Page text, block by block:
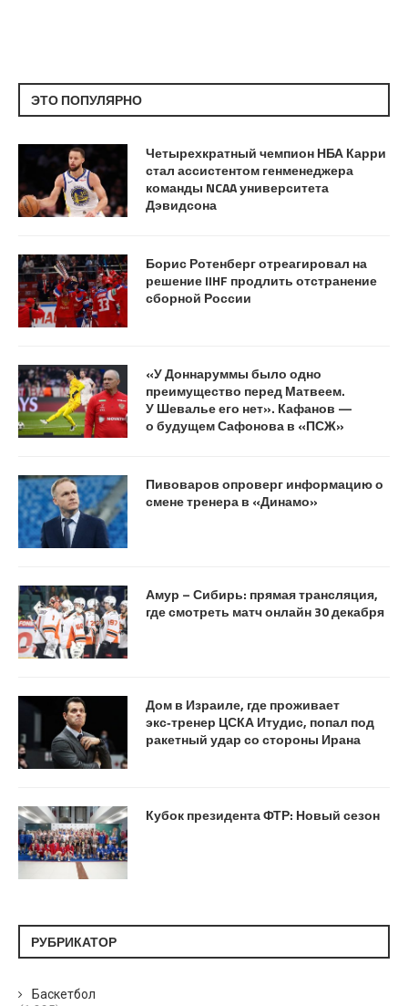
ЭТО ПОПУЛЯРНО
Четырехкратный чемпион НБА Карри
стал ассистентом генменеджера
команды NCAA университета
Дэвидсона
Борис Ротенберг отреагировал на
решение IIHF продлить отстранение
сборной России
«У Доннаруммы было одно
преимущество перед Матвеем.
У Шевалье его нет». Кафанов —
о будущем Сафонова в «ПСЖ»
Пивоваров опроверг информацию о
смене тренера в «Динамо»
Амур – Сибирь: прямая трансляция,
где смотреть матч онлайн 30 декабря
Дом в Израиле, где проживает
экс‑тренер ЦСКА Итудис, попал под
ракетный удар со стороны Ирана
Кубок президента ФТР: Новый сезон
РУБРИКАТОР
Баскетбол